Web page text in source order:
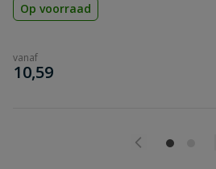
Op voorraad
vanaf
€
10,59